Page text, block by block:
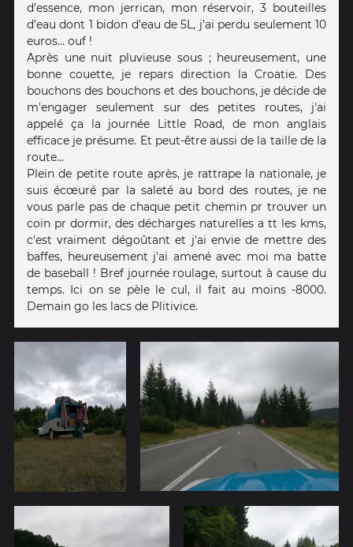
d’essence, mon jerrican, mon réservoir, 3 bouteilles
d’eau dont 1 bidon d’eau de 5L, j’ai perdu seulement 10
euros… ouf !
Après une nuit pluvieuse sous ; heureusement, une
bonne couette, je repars direction la Croatie. Des
bouchons des bouchons et des bouchons, je décide de
m'engager seulement sur des petites routes, j'ai
appelé ça la journée Little Road, de mon anglais
efficace je présume. Et peut-être aussi de la taille de la
route…
Plein de petite route après, je rattrape la nationale, je
suis écœuré par la saleté au bord des routes, je ne
vous parle pas de chaque petit chemin pr trouver un
coin pr dormir, des décharges naturelles a tt les kms,
c'est vraiment dégoûtant et j'ai envie de mettre des
baffes, heureusement j'ai amené avec moi ma batte
de baseball ! Bref journée roulage, surtout à cause du
temps. Ici on se pèle le cul, il fait au moins -8000.
Demain go les lacs de Plitivice.